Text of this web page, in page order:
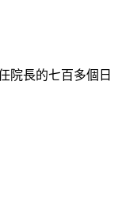
院長的七百多個日